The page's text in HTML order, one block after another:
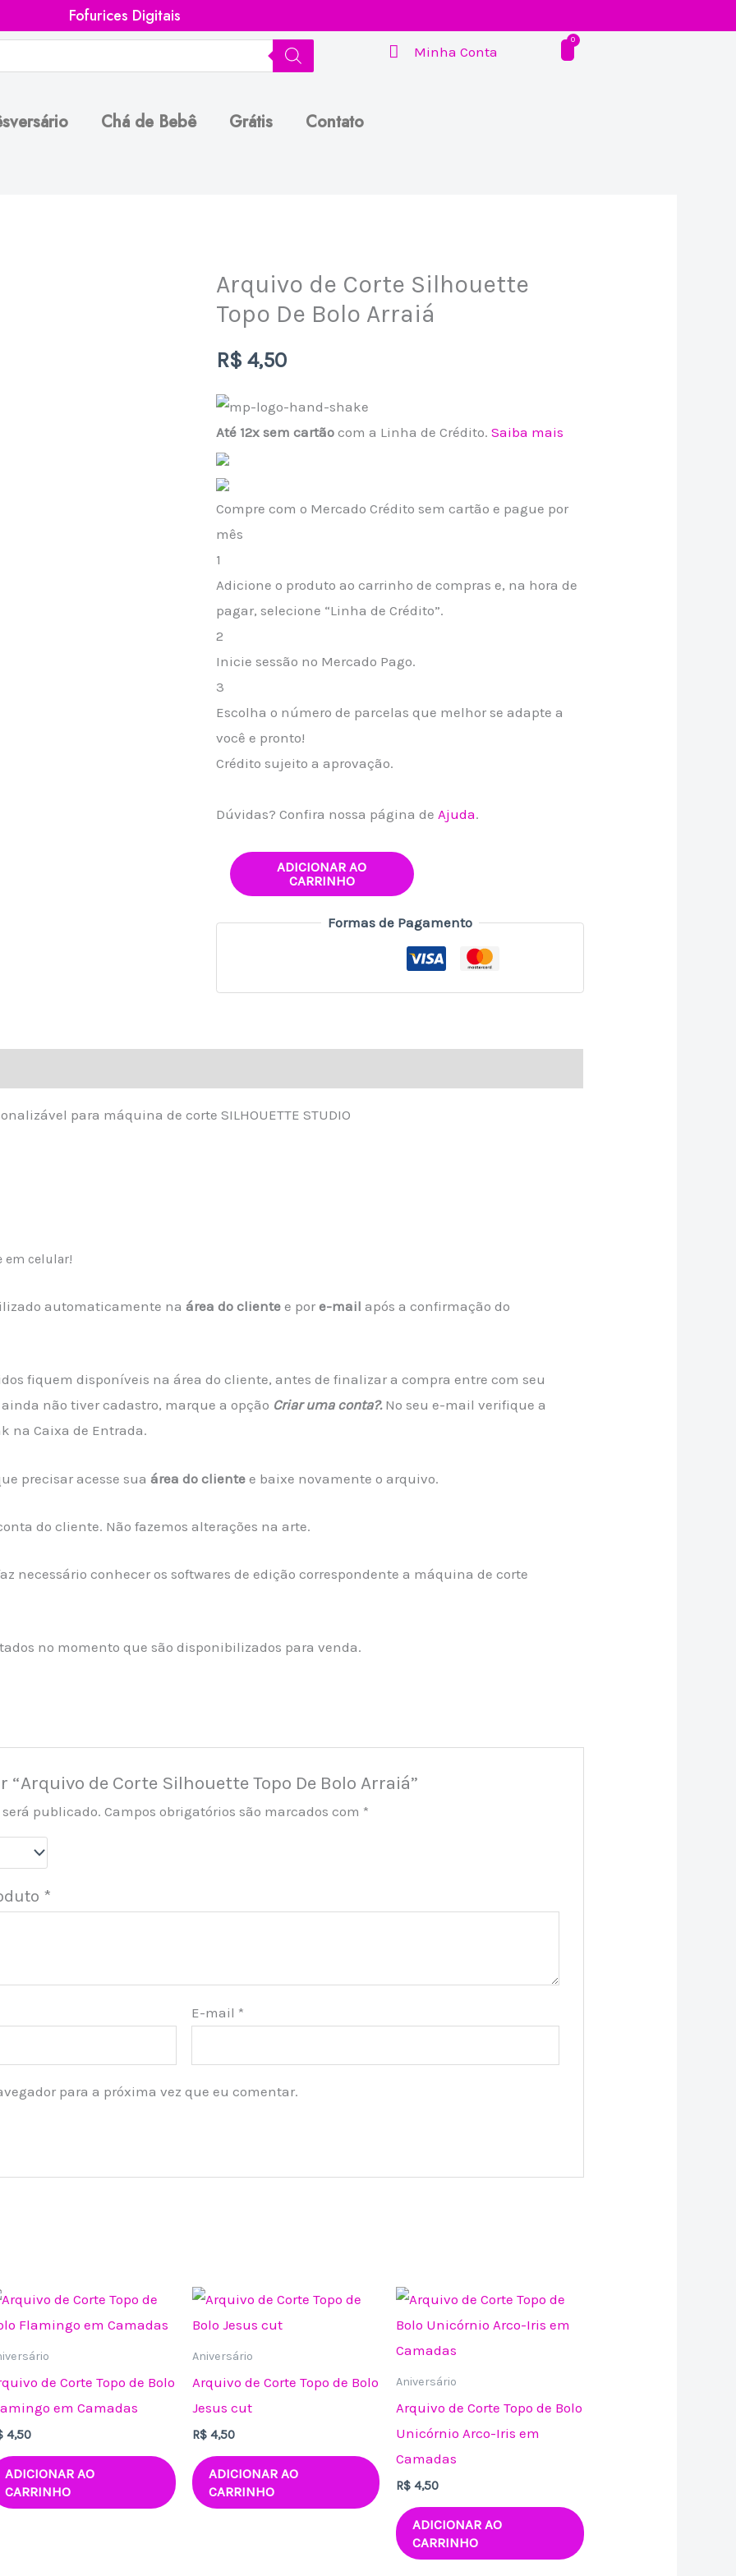
Fofurices Digitais
Minha Conta
Chá de Bebê Grátis Contato
Arquivo de Corte Silhouette
Topo De Bolo Arraiá
R$ 4,50
Até 12x sem cartãocom a Linha de Crédito. Saiba mais
Compre com o Mercado Crédito sem cartão e pague por
mês
1
Adicione o produto ao carrinho de compras e, na hora de
pagar, selecione “Linha de Crédito”.
2
Inicie sessão no Mercado Pago.
3
Escolha o número de parcelas que melhor se adapte a
você e pronto!
Crédito sujeito a aprovação.
Dúvidas? Confira nossa página de Ajuda.
Arquivo
de
Corte
Silhouette
De
Bolo
Arraiá
quantidade
ADICIONAR AO
CARRINHO
Formas de Pagamento
para máquina de corte SILHOUETTE STUDIO
em celular!
automaticamente naárea do clientee pore-mail após a confirmação do
fiquem disponíveis na área do cliente, antes de finalizar a compra entre com seu
ainda não tiver cadastro, marque a opção Criar uma conta?. No seu e-mail verifique a
na Caixa de Entrada.
precisar acesse suaárea do cliente e baixe novamente o arquivo.
do cliente. Não fazemos alterações na arte.
necessário conhecer os softwares de edição correspondente a máquina de corte
no momento que são disponibilizados para venda.
“Arquivo de Corte Silhouette Topo De Bolo Arraiá”
publicado. Campos obrigatórios são marcados com *
*
E-mail *
para a próxima vez que eu comentar.
de Corte Topo de Bolo
em Camadas
4,50
ADICIONAR AO
CARRINHO
Aniversário
Arquivo de Corte Topo de Bolo
Jesus cut
R$ 4,50
ADICIONAR AO
CARRINHO
Aniversário
Arquivo de Corte Topo de Bolo
Unicórnio Arco-Iris em
Camadas
R$ 4,50
ADICIONAR AO
CARRINHO